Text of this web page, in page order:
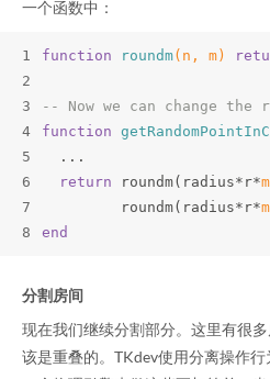
一个函数中：
1
2
3
4
5
6
7
8
function roundm(n, m)
-- Now we can change the
function
  ...
return roundm(radius*r*
         roundm(radius*r*
end
分割房间
现在我们继续分割部分。这里有很
该是重叠的。TKdev使用分离操作